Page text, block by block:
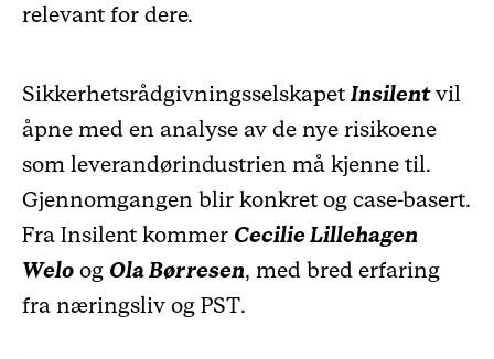
relevant for dere.
Sikkerhetsrådgivningsselskapet Insilentvil
åpne med en analyse av de nye risikoene
som leverandørindustrien må kjenne til.
Gjennomgangen blir konkret og case-basert.
Fra Insilent kommer Cecilie Lillehagen
Welo og Ola Børresen, med bred erfaring
fra næringsliv og PST.